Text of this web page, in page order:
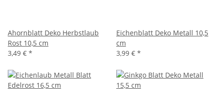
Ahornblatt Deko Herbstlaub
Rost 10,5 cm
3,49 € *
Eichenblatt Deko Metall 10,5
cm
3,99 € *